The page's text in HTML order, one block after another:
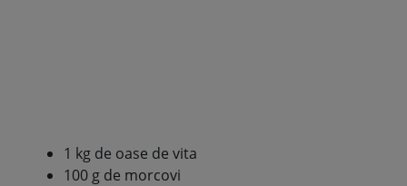
1 kg de oase de vita
100 g de morcovi